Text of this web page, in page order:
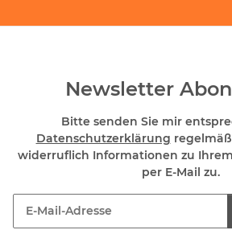
Newsletter
Bitte senden Sie mir
Datenschutzerklärung
widerruflich Informationen zu
per E-Mail zu.